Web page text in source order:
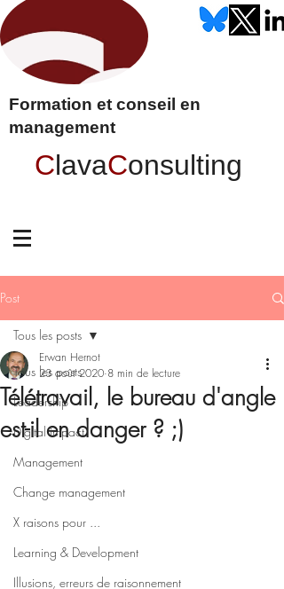
Formation et conseil en
management
ClavaConsulting
Post
Tous les posts
Leadership
Digital impact
Management
Change management
X raisons pour ...
Learning & Development
Illusions, erreurs de raisonnement
Tous les posts
Télétravail, le bureau d'angle
est-il en danger ? ;)
Erwan Hernot
23 août 2020 8 min de lecture